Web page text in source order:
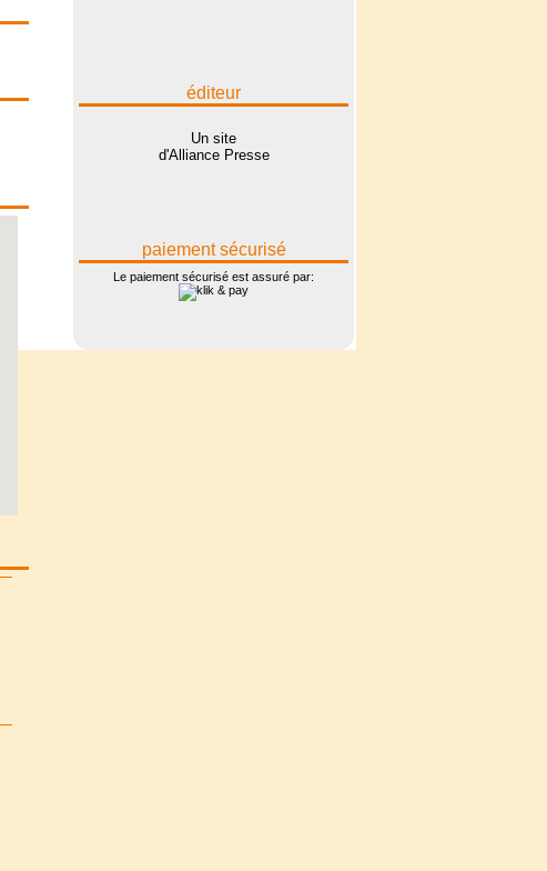
éditeur
Un site
d'Alliance Presse
paiement sécurisé
Le paiement sécurisé est assuré par: